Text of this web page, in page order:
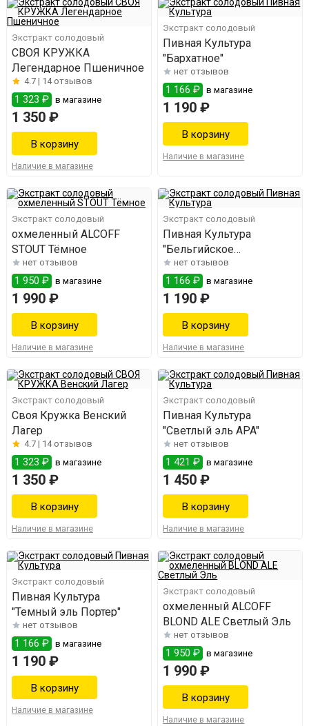
Экстракт солодовый
СВОЯ КРУЖКА
Легендарное Пшеничное
4.7 | 14 отзывов
1 323 ₽ в магазине
1 350 ₽
Наличие в магазине
Экстракт солодовый
Пивная Культура
"Бархатное"
нет отзывов
1 166 ₽ в магазине
1 190 ₽
Наличие в магазине
Экстракт солодовый
охмеленный ALCOFF
STOUT Тёмное
нет отзывов
1 950 ₽ в магазине
1 990 ₽
Наличие в магазине
Экстракт солодовый
Пивная Культура
"Бельгийское
Пшеничное"
нет отзывов
1 166 ₽ в магазине
1 190 ₽
Наличие в магазине
Экстракт солодовый
Своя Кружка Венский
Лагер
4.7 | 14 отзывов
1 323 ₽ в магазине
1 350 ₽
Наличие в магазине
Экстракт солодовый
Пивная Культура
"Светлый эль АPA"
нет отзывов
1 421 ₽ в магазине
1 450 ₽
Наличие в магазине
Экстракт солодовый
Пивная Культура
"Темный эль Портер"
нет отзывов
1 166 ₽ в магазине
1 190 ₽
Наличие в магазине
Экстракт солодовый
охмеленный ALCOFF
BLOND ALE Светлый Эль
нет отзывов
1 950 ₽ в магазине
1 990 ₽
Наличие в магазине